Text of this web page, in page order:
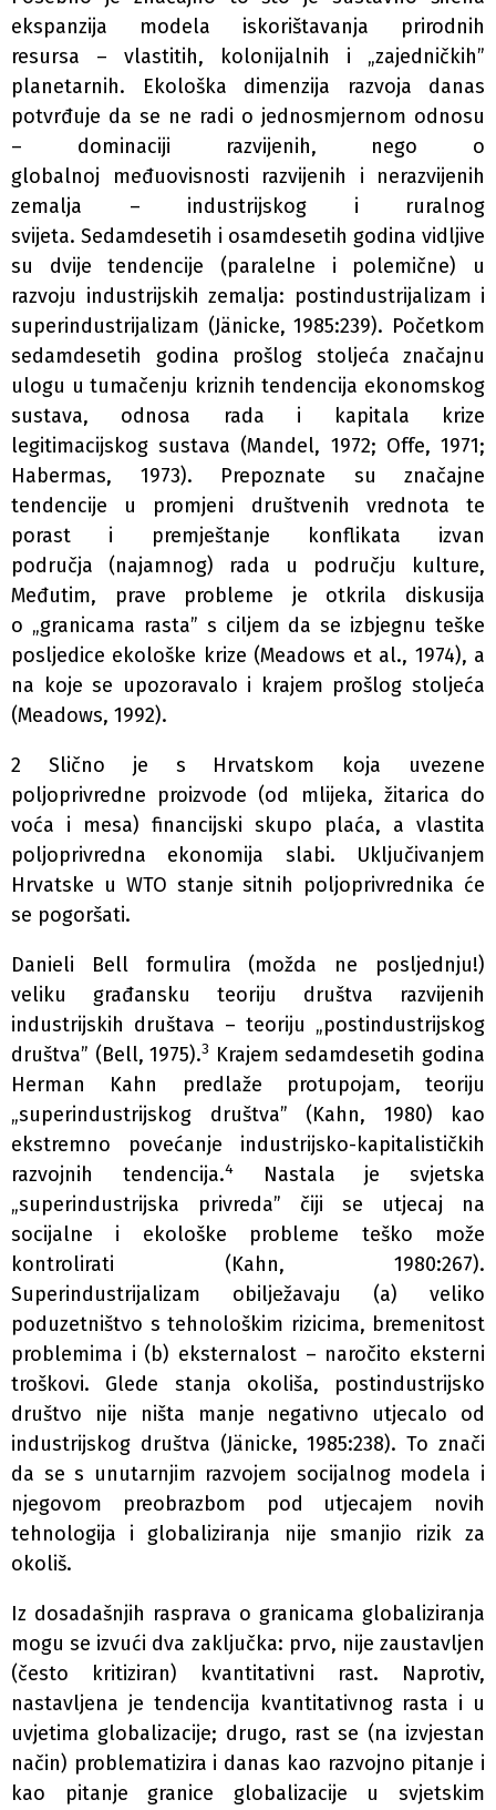
ekspanzija modela iskorištavanja prirodnih
resursa – vlastitih, kolonijalnih i „zajedničkih”
planetarnih. Ekološka dimenzija razvoja danas
potvrđuje da se ne radi o jednosmjernom odnosu
– dominaciji razvijenih, nego o
globalnoj međuovisnosti razvijenih i nerazvijenih
zemalja – industrijskog i ruralnog
svijeta. Sedamdesetih i osamdesetih godina vidljive
su dvije tendencije (paralelne i polemične) u
razvoju industrijskih zemalja: postindustrijalizam i
superindustrijalizam (Jänicke, 1985:239). Početkom
sedamdesetih godina prošlog stoljeća značajnu
ulogu u tumačenju kriznih tendencija ekonomskog
sustava, odnosa rada i kapitala krize
legitimacijskog sustava (Mandel, 1972; Offe, 1971;
Habermas, 1973). Prepoznate su značajne
tendencije u promjeni društvenih vrednota te
porast i premještanje konflikata izvan
područja (najamnog) rada u području kulture,
Međutim, prave probleme je otkrila diskusija
o „granicama rasta” s ciljem da se izbjegnu teške
posljedice ekološke krize (Meadows et al., 1974), a
na koje se upozoravalo i krajem prošlog stoljeća
(Meadows, 1992).
2 Slično je s Hrvatskom koja uvezene
poljoprivredne proizvode (od mlijeka, žitarica do
voća i mesa) financijski skupo plaća, a vlastita
poljoprivredna ekonomija slabi. Uključivanjem
Hrvatske u WTO stanje sitnih poljoprivrednika će
se pogoršati.
Danieli Bell formulira (možda ne posljednju!)
veliku građansku teoriju društva razvijenih
industrijskih društava – teoriju „postindustrijskog
društva” (Bell, 1975).3 Krajem sedamdesetih godina
Herman Kahn predlaže protupojam, teoriju
„superindustrijskog društva” (Kahn, 1980) kao
ekstremno povećanje industrijsko-kapitalističkih
razvojnih tendencija.4Nastala je svjetska
„superindustrijska privreda” čiji se utjecaj na
socijalne i ekološke probleme teško može
kontrolirati (Kahn, 1980:267).
Superindustrijalizam obilježavaju (a) veliko
poduzetništvo s tehnološkim rizicima, bremenitost
problemima i (b) eksternalost – naročito eksterni
troškovi. Glede stanja okoliša, postindustrijsko
društvo nije ništa manje negativno utjecalo od
industrijskog društva (Jänicke, 1985:238). To znači
da se s unutarnjim razvojem socijalnog modela i
njegovom preobrazbom pod utjecajem novih
tehnologija i globaliziranja nije smanjio rizik za
okoliš.
Iz dosadašnjih rasprava o granicama globaliziranja
mogu se izvući dva zaključka: prvo, nije zaustavljen
(često kritiziran) kvantitativni rast. Naprotiv,
nastavljena je tendencija kvantitativnog rasta i u
uvjetima globalizacije; drugo, rast se (na izvjestan
način) problematizira i danas kao razvojno pitanje i
kao pitanje granice globalizacije u svjetskim